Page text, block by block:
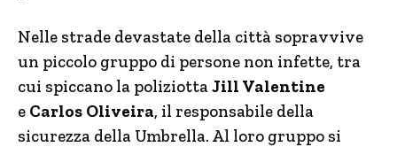
Nelle strade devastate della città sopravvive
un piccolo gruppo di persone non infette, tra
cui spiccano la poliziotta Jill Valentine
e Carlos Oliveira, il responsabile della
sicurezza della Umbrella. Al loro gruppo si